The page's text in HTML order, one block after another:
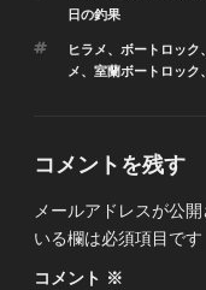
テ
リ
ー
日の釣果
タ
グ
ヒラメ、 ボートロック、
メ、 室蘭ボートロック、
コメントを残す
メールアドレスが公
いる欄は必須項目です
コメント ※